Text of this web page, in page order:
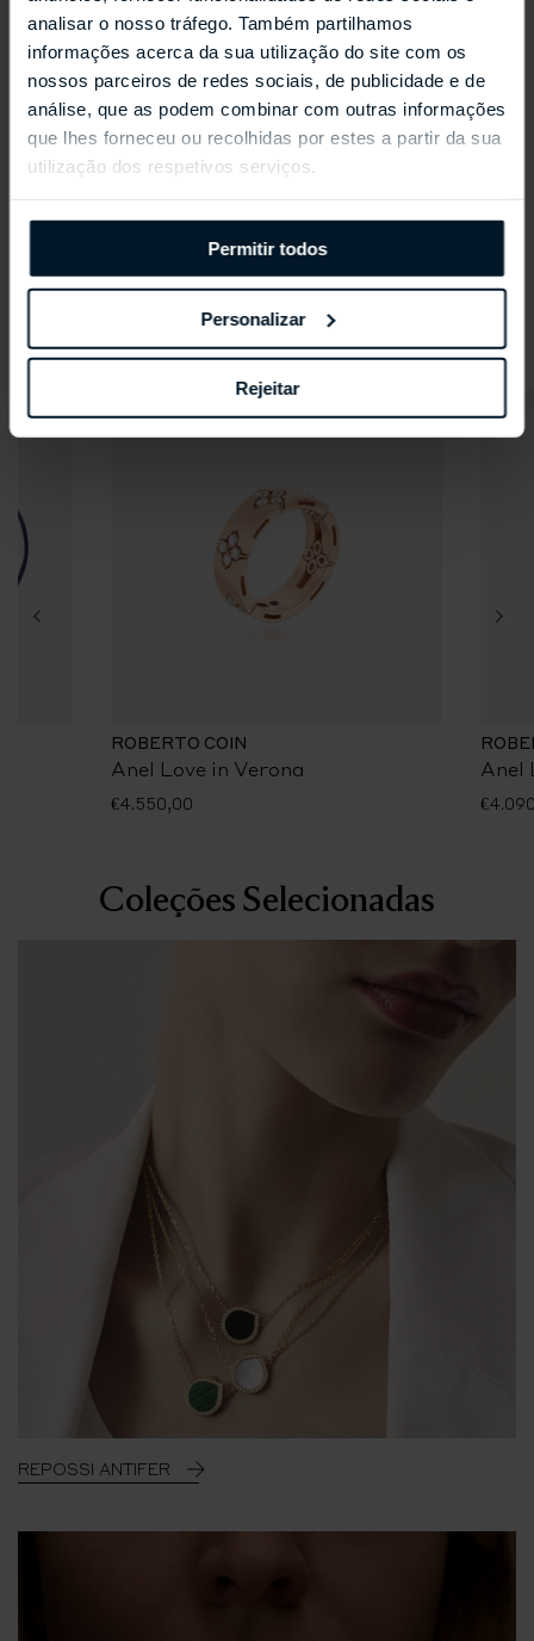
analisar o nosso tráfego. Também partilhamos
informações acerca da sua utilização do site com os
nossos parceiros de redes sociais, de publicidade e de
análise, que as podem combinar com outras informações
que lhes forneceu ou recolhidas por estes a partir da sua
utilização dos respetivos serviços.
Permitir todos
Personalizar
Rejeitar
HERMÈS
Heure H
€3.200,00
MESSIKA
Pulseira Pavé Messika
CARE(s)
€1.490,00
A Mostrar22produtos de 22
Novidades
ROBERTO COIN
Anel Love in Verona
€4.550,00
Anel
Coleções Selecionadas
REPOSSI ANTIFER